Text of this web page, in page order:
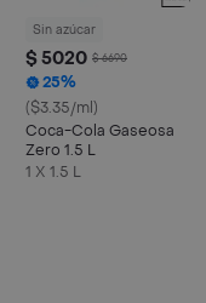
Sin azúcar
$ 5020 $ 6690
25%
($3.35/ml)
Coca-Cola Gaseosa
Zero 1.5 L
1 X 1.5 L